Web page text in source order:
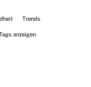
Trends
anzeigen